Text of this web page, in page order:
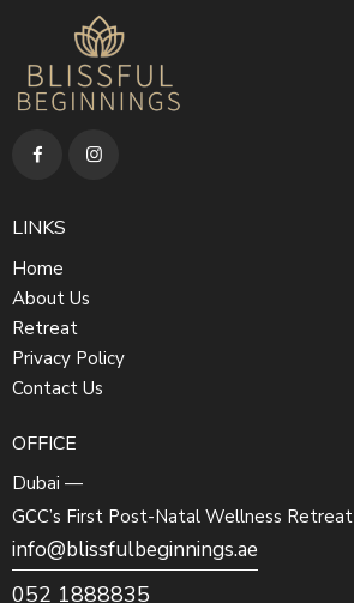
LINKS
Home
About Us
Retreat
Privacy Policy
Contact Us
OFFICE
Dubai —
GCC’s First Post-Natal Wellness Retreat
info@blissfulbeginnings.ae
052 1888835